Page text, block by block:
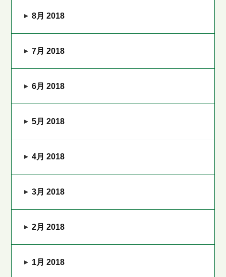
8月 2018
7月 2018
6月 2018
5月 2018
4月 2018
3月 2018
2月 2018
1月 2018